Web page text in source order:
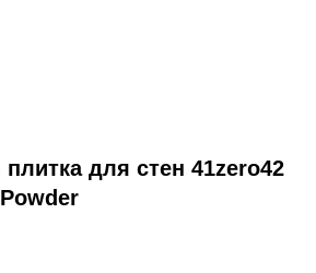
для стен 41zero42